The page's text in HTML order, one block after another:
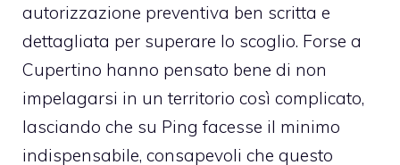
autorizzazione preventiva ben scritta e
dettagliata per superare lo scoglio. Forse a
Cupertino hanno pensato bene di non
impelagarsi in un territorio così complicato,
lasciando che su Ping facesse il minimo
indispensabile, consapevoli che questo